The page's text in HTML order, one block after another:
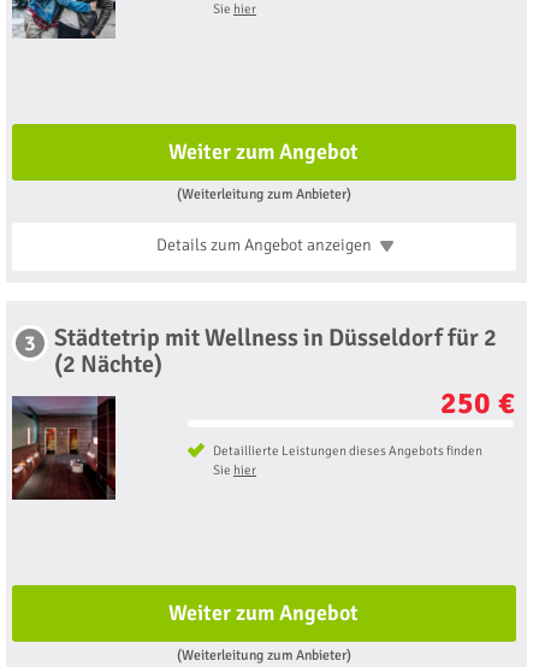
Sie hier
Weiter zum Angebot
(Weiterleitung zum Anbieter)
Details zum Angebotanzeigen
3
Städtetrip mit Wellness in Düsseldorf für 2
(2 Nächte)
250 €
Detaillierte Leistungen dieses Angebots finden
Sie hier
Weiter zum Angebot
(Weiterleitung zum Anbieter)